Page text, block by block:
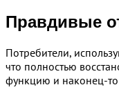
Правдивые
Потребители,
что полностью
функцию и наконец-